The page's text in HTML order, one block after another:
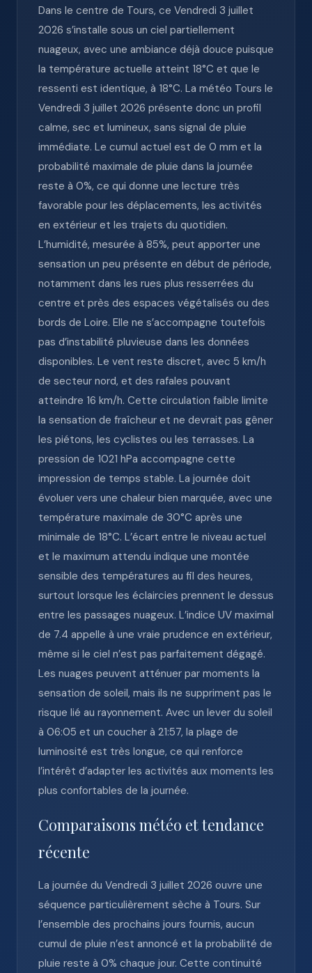
Dans le centre de Tours, ce Vendredi 3 juillet
2026 s’installe sous un ciel partiellement
nuageux, avec une ambiance déjà douce puisque
la température actuelle atteint 18°C et que le
ressenti est identique, à 18°C. La météo Tours le
Vendredi 3 juillet 2026 présente donc un profil
calme, sec et lumineux, sans signal de pluie
immédiate. Le cumul actuel est de 0 mm et la
probabilité maximale de pluie dans la journée
reste à 0%, ce qui donne une lecture très
favorable pour les déplacements, les activités
en extérieur et les trajets du quotidien.
L’humidité, mesurée à 85%, peut apporter une
sensation un peu présente en début de période,
notamment dans les rues plus resserrées du
centre et près des espaces végétalisés ou des
bords de Loire. Elle ne s’accompagne toutefois
pas d’instabilité pluvieuse dans les données
disponibles. Le vent reste discret, avec 5 km/h
de secteur nord, et des rafales pouvant
atteindre 16 km/h. Cette circulation faible limite
la sensation de fraîcheur et ne devrait pas gêner
les piétons, les cyclistes ou les terrasses. La
pression de 1021 hPa accompagne cette
impression de temps stable. La journée doit
évoluer vers une chaleur bien marquée, avec une
température maximale de 30°C après une
minimale de 18°C. L’écart entre le niveau actuel
et le maximum attendu indique une montée
sensible des températures au fil des heures,
surtout lorsque les éclaircies prennent le dessus
entre les passages nuageux. L’indice UV maximal
de 7.4 appelle à une vraie prudence en extérieur,
même si le ciel n’est pas parfaitement dégagé.
Les nuages peuvent atténuer par moments la
sensation de soleil, mais ils ne suppriment pas le
risque lié au rayonnement. Avec un lever du soleil
à 06:05 et un coucher à 21:57, la plage de
luminosité est très longue, ce qui renforce
l’intérêt d’adapter les activités aux moments les
plus confortables de la journée.
Comparaisons météo et tendance
récente
La journée du Vendredi 3 juillet 2026 ouvre une
séquence particulièrement sèche à Tours. Sur
l’ensemble des prochains jours fournis, aucun
cumul de pluie n’est annoncé et la probabilité de
pluie reste à 0% chaque jour. Cette continuité